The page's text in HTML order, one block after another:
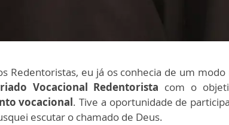
Redentoristas, eu já os conhecia de um
Vocacional Redentorista com o
vocacional. Tive a oportunidade de
escutar o chamado de Deus.